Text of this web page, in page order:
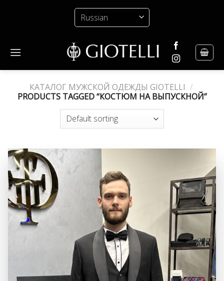
КАТАЛОГ МУЖСКОЙ ОДЕЖДЫ GIOTELLI /
PRODUCTS TAGGED “КОСТЮМ НА ВЫПУСКНОЙ”